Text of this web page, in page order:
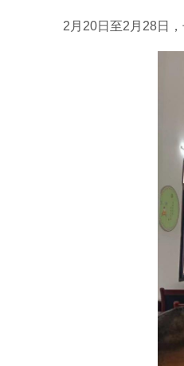
2月20日至2月28日